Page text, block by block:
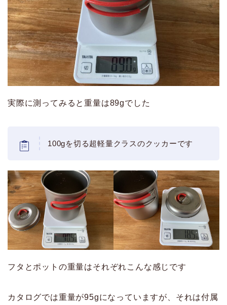
実際に測ってみると重量は89gでした
100gを切る超軽量クラスのクッカーです
フタとポットの重量はそれぞれこんな感じです
カタログでは重量が95gになっていますが、それは付属